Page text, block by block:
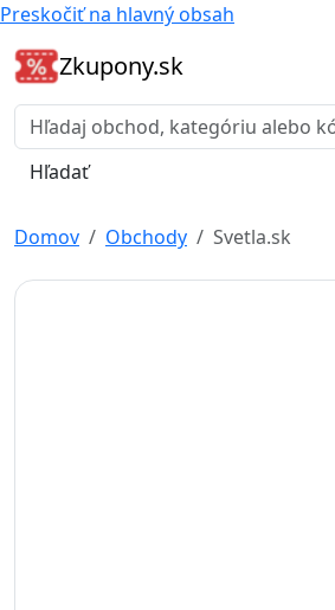
Preskočiť na hlavný obsah
Zkupony.sk
Hľadať
Domov Obchody Svetla.sk